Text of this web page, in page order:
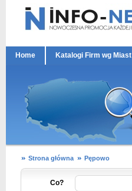
Home Katalogi Firm wg Miast
Strona główna Pępowo
Co?